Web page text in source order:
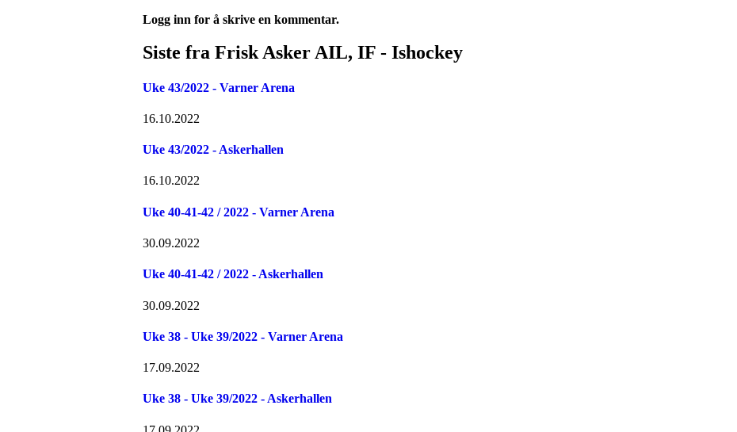
Logg inn for å skrive en kommentar.
Siste fra Frisk Asker AIL, IF - Ishockey
Uke 43/2022 - Varner Arena
16.10.2022
Uke 43/2022 - Askerhallen
16.10.2022
Uke 40-41-42 / 2022 - Varner Arena
30.09.2022
Uke 40-41-42 / 2022 - Askerhallen
30.09.2022
Uke 38 - Uke 39/2022 - Varner Arena
17.09.2022
Uke 38 - Uke 39/2022 - Askerhallen